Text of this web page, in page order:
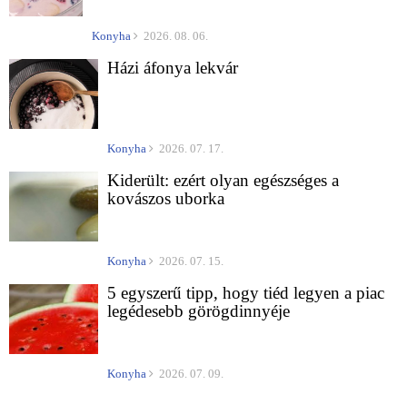
Konyha 2026. 08. 06.
Házi áfonya lekvár
Konyha 2026. 07. 17.
Kiderült: ezért olyan egészséges a
kovászos uborka
Konyha 2026. 07. 15.
5 egyszerű tipp, hogy tiéd legyen a piac
legédesebb görögdinnyéje
Konyha 2026. 07. 09.